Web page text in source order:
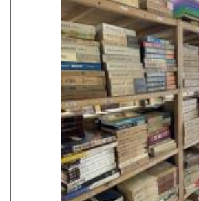
800円 長崎県
800円 大分県
800円 鹿児島
1,500円